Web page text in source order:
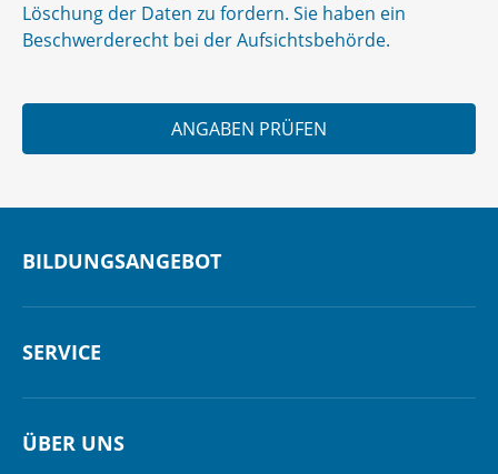
Löschung der Daten zu fordern. Sie haben ein
Beschwerderecht bei der Aufsichtsbehörde.
ANGABEN PRÜFEN
BILDUNGSANGEBOT
SERVICE
ÜBER UNS